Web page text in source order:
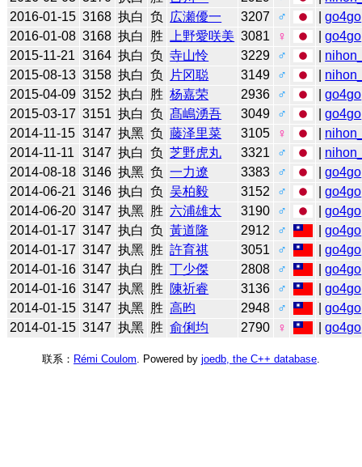
2016-01-15 3168 执白 负 広瀬優一 3207 ♂ |go4go
2016-01-08 3168 执白 胜 上野愛咲美 3081 ♀ |go4go
2015-11-21 3164 执白 负 寺山怜 3229 ♂
2015-08-13 3158 执白 负 片冈聪 3149 ♂
2015-04-09 3152 执白 胜 杨嘉荣 2936 ♂ |go4go
2015-03-17 3151 执白 负 髙嶋湧吾 3049 ♂ |go4go
2014-11-15 3147 执黑 负 藤泽里菜 3105 ♀
2014-11-11
3147 执白 负 芝野虎丸 3321 ♂
2014-08-18 3146 执黑 负 一力遼 3383 ♂ |go4go
2014-06-21 3146 执白 负 吴柏毅 3152 ♂ |go4go
2014-06-20 3147 执黑 胜 六浦雄太 3190 ♂ |go4go
2014-01-17 3147 执白 负 黃道隆 2912 ♂ |go4go
2014-01-17 3147 执黑 胜 許育祺 3051 ♂ |go4go
2014-01-16 3147 执白 胜 丁少傑 2808 ♂ |go4go
2014-01-16 3147 执黑 胜 陳祈睿 3136 ♂ |go4go
2014-01-15 3147 执黑 胜 高昀 2948 ♂ |go4go
2014-01-15 3147 执黑 胜 俞俐均 2790 ♀ |go4go
联系： Rémi Coulom . Powered by joedb, the C++ database